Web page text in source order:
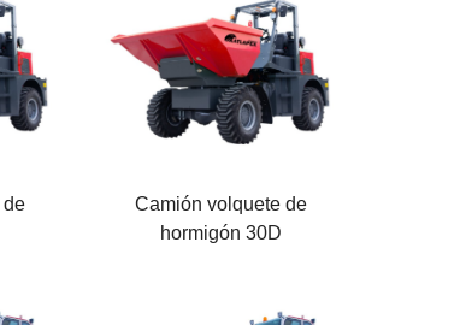
Camión volquete de
hormigón 30D
Capacidad del cubo
1.6 M³
Potencia del motor
36.8 KW
3000KG